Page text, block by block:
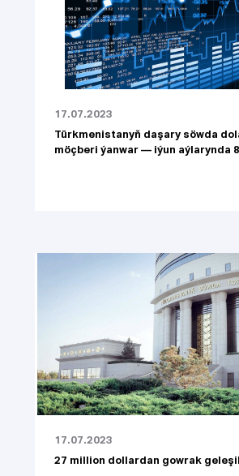
17.07.2023
Türkmenistanyň daşary söwda
möçberi ýanwar — iýun aýlarynda
17.07.2023
27 million dollardan gowrak